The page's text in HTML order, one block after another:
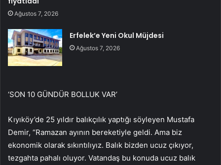
Ağustos 7, 2026
Erfelek’e Yeni Okul Müjdesi
Ağustos 7, 2026
‘SON 10 GÜNDÜR BOLLUK VAR’
Kıyıköy’de 25 yıldır balıkçılık yaptığı söyleyen Mustafa
Demir, “Ramazan ayının bereketiyle geldi. Ama biz
ekonomik olarak sıkıntılıyız. Balık bizden ucuz çıkıyor,
tezgahta pahalı oluyor. Vatandaş bu konuda ucuz balık